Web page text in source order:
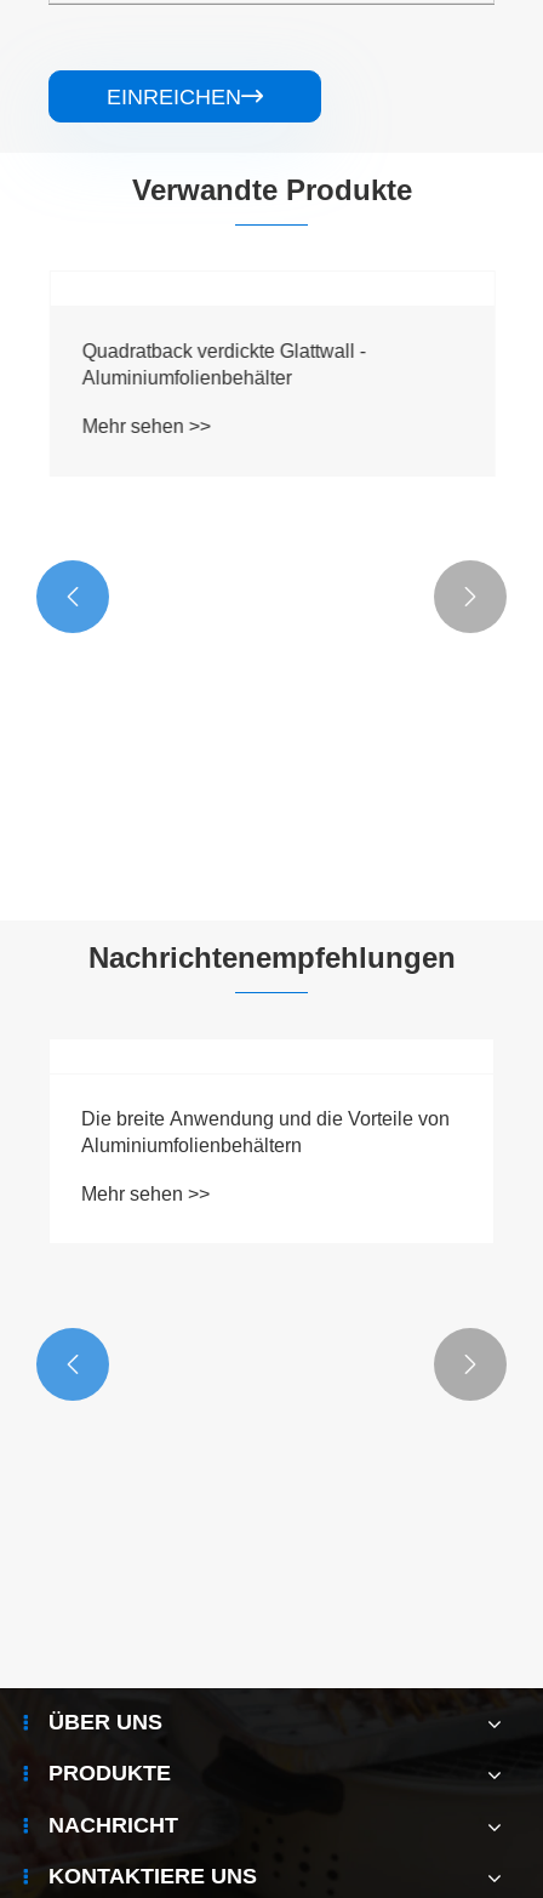
EINREICHEN
Verwandte Produkte
 
Nachrichtenempfehlungen
 
ÜBER UNS
PRODUKTE
NACHRICHT
KONTAKTIERE UNS